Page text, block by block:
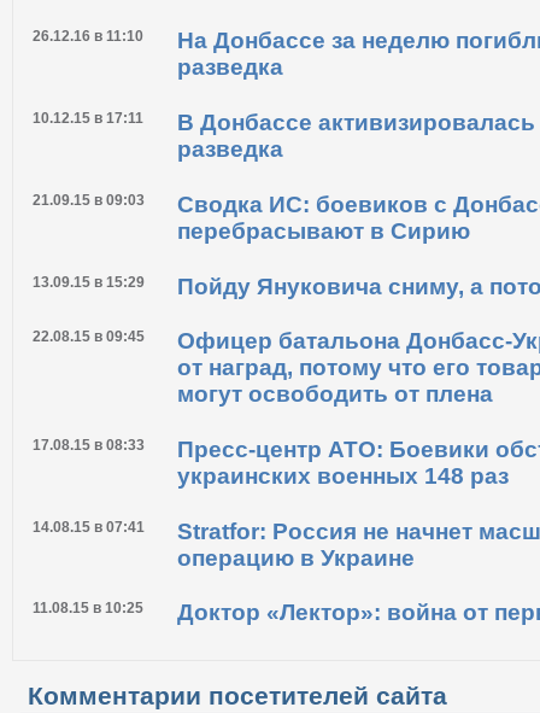
26.12.16 в 11:10
На Донбассе за неделю
разведка
10.12.15 в 17:11
В Донбассе
разведка
21.09.15 в 09:03
Сводка ИС: боевиков с
перебрасывают в Сирию
13.09.15 в 15:29 Пойду Януковича сниму, а
22.08.15 в 09:45
Офицер батальона Донбасс-
от наград, потому что его
могут освободить от плена
17.08.15 в 08:33
Пресс-центр АТО: Боевики
украинских военных 148 раз
14.08.15 в 07:41
Stratfor: Россия не начнет
операцию в Украине
11.08.15 в 10:25 Доктор «Лектор»: война от
Комментарии посетителей сайта